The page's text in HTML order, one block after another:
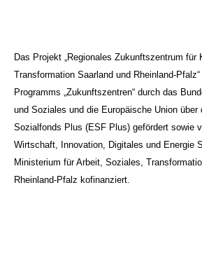
Das Projekt „Regionales Zukunftszentrum für
Transformation Saarland und Rheinland-
Programms „Zukunftszentren“ durch das
und Soziales und die Europäische Union über
Sozialfonds Plus (ESF Plus) gefördert sowie
Wirtschaft, Innovation, Digitales und Energie
Ministerium für Arbeit, Soziales,
Rheinland-Pfalz kofinanziert.